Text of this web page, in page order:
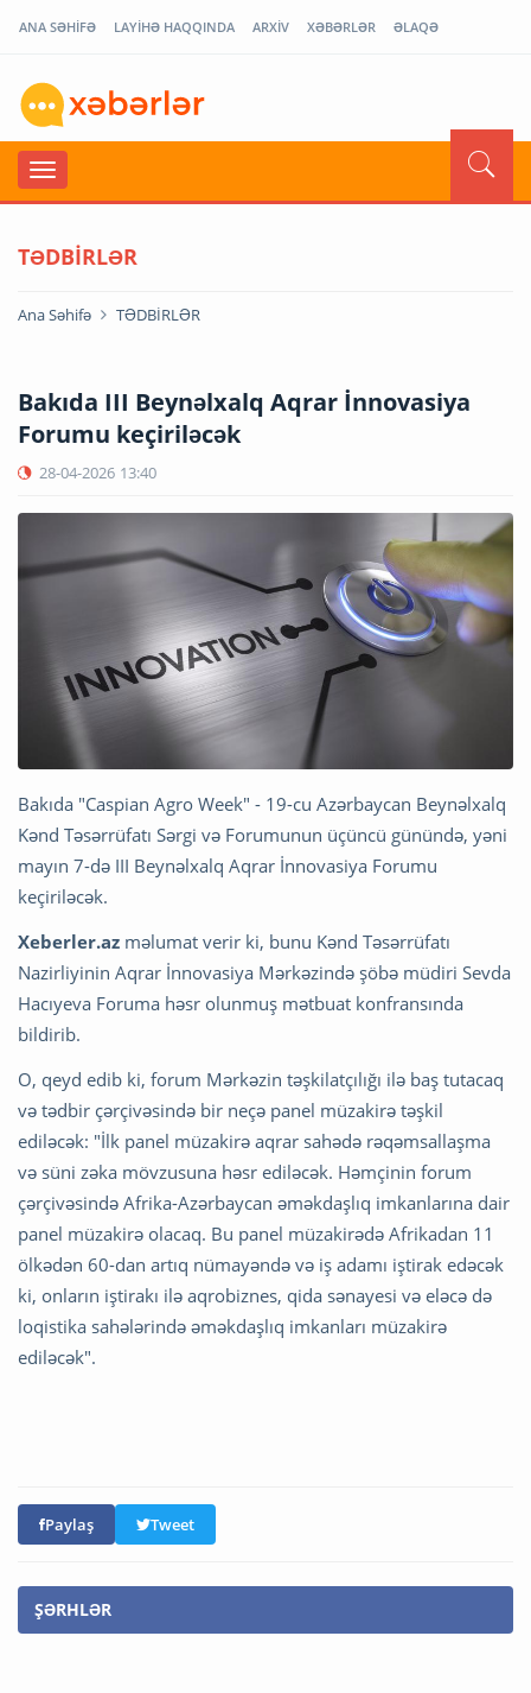
ANA SƏHİFƏ LAYİHƏ HAQQINDA ARXİV XƏBƏRLƏR ƏLAQƏ
TƏDBİRLƏR
Ana Səhifə TƏDBİRLƏR
Bakıda III Beynəlxalq Aqrar İnnovasiya
Forumu keçiriləcək
28-04-2026 13:40
Bakıda "Caspian Agro Week" - 19-cu Azərbaycan Beynəlxalq
Kənd Təsərrüfatı Sərgi və Forumunun üçüncü günündə, yəni
mayın 7-də III Beynəlxalq Aqrar İnnovasiya Forumu
keçiriləcək.
Xeberler.az məlumat verir ki, bunu Kənd Təsərrüfatı
Nazirliyinin Aqrar İnnovasiya Mərkəzində şöbə müdiri Sevda
Hacıyeva Foruma həsr olunmuş mətbuat konfransında
bildirib.
O, qeyd edib ki, forum Mərkəzin təşkilatçılığı ilə baş tutacaq
və tədbir çərçivəsində bir neçə panel müzakirə təşkil
ediləcək: "İlk panel müzakirə aqrar sahədə rəqəmsallaşma
və süni zəka mövzusuna həsr ediləcək. Həmçinin forum
çərçivəsində Afrika-Azərbaycan əməkdaşlıq imkanlarına dair
panel müzakirə olacaq. Bu panel müzakirədə Afrikadan 11
ölkədən 60-dan artıq nümayəndə və iş adamı iştirak edəcək
ki, onların iştirakı ilə aqrobiznes, qida sənayesi və eləcə də
loqistika sahələrində əməkdaşlıq imkanları müzakirə
ediləcək".
Paylaş Tweet
ŞƏRHLƏR